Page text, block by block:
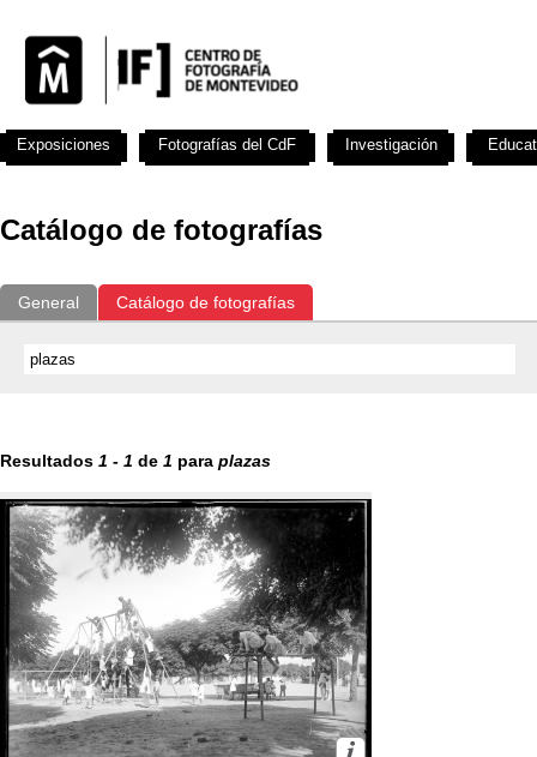
Catálogo de fotografías
General Catálogo de fotografías
Resultados 1 - 1 de 1 para plazas
Exposiciones Fotografías del CdF Investigación